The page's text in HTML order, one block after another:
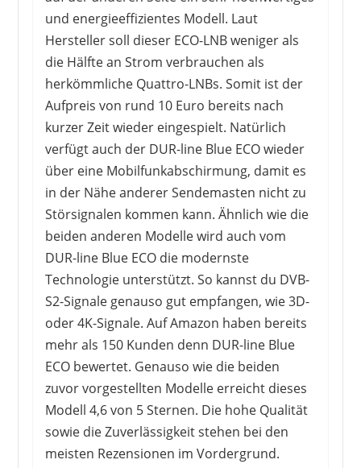
und energieeffizientes Modell. Laut
Hersteller soll dieser ECO-LNB weniger als
die Hälfte an Strom verbrauchen als
herkömmliche Quattro-LNBs. Somit ist der
Aufpreis von rund 10 Euro bereits nach
kurzer Zeit wieder eingespielt. Natürlich
verfügt auch der DUR-line Blue ECO wieder
über eine Mobilfunkabschirmung, damit es
in der Nähe anderer Sendemasten nicht zu
Störsignalen kommen kann. Ähnlich wie die
beiden anderen Modelle wird auch vom
DUR-line Blue ECO die modernste
Technologie unterstützt. So kannst du DVB-
S2-Signale genauso gut empfangen, wie 3D-
oder 4K-Signale. Auf Amazon haben bereits
mehr als 150 Kunden denn DUR-line Blue
ECO bewertet. Genauso wie die beiden
zuvor vorgestellten Modelle erreicht dieses
Modell 4,6 von 5 Sternen. Die hohe Qualität
sowie die Zuverlässigkeit stehen bei den
meisten Rezensionen im Vordergrund.